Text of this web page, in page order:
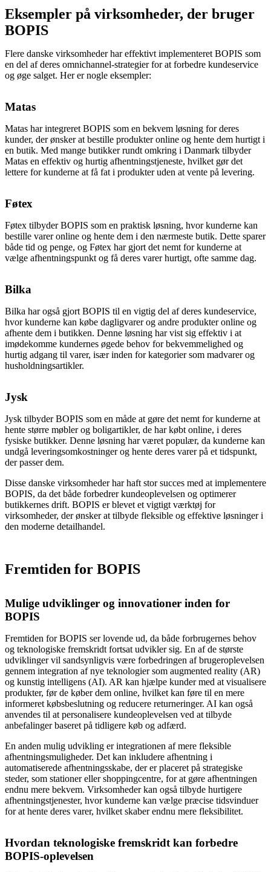
Eksempler på virksomheder, der bruger
BOPIS
Flere danske virksomheder har effektivt implementeret BOPIS som
en del af deres omnichannel-strategier for at forbedre kundeservice
og øge salget. Her er nogle eksempler:
Matas
Matas har integreret BOPIS som en bekvem løsning for deres
kunder, der ønsker at bestille produkter online og hente dem hurtigt i
en butik. Med mange butikker rundt omkring i Danmark tilbyder
Matas en effektiv og hurtig afhentningstjeneste, hvilket gør det
lettere for kunderne at få fat i produkter uden at vente på levering.
Føtex
Føtex tilbyder BOPIS som en praktisk løsning, hvor kunderne kan
bestille varer online og hente dem i den nærmeste butik. Dette sparer
både tid og penge, og Føtex har gjort det nemt for kunderne at
vælge afhentningspunkt og få deres varer hurtigt, ofte samme dag.
Bilka
Bilka har også gjort BOPIS til en vigtig del af deres kundeservice,
hvor kunderne kan købe dagligvarer og andre produkter online og
afhente dem i butikken. Denne løsning har vist sig effektiv i at
imødekomme kundernes øgede behov for bekvemmelighed og
hurtig adgang til varer, især inden for kategorier som madvarer og
husholdningsartikler.
Jysk
Jysk tilbyder BOPIS som en måde at gøre det nemt for kunderne at
hente større møbler og boligartikler, de har købt online, i deres
fysiske butikker. Denne løsning har været populær, da kunderne kan
undgå leveringsomkostninger og hente deres varer på et tidspunkt,
der passer dem.
Disse danske virksomheder har haft stor succes med at implementere
BOPIS, da det både forbedrer kundeoplevelsen og optimerer
butikkernes drift. BOPIS er blevet et vigtigt værktøj for
virksomheder, der ønsker at tilbyde fleksible og effektive løsninger i
den moderne detailhandel.
Fremtiden for BOPIS
Mulige udviklinger og innovationer inden for
BOPIS
Fremtiden for BOPIS ser lovende ud, da både forbrugernes behov
og teknologiske fremskridt fortsat udvikler sig. En af de største
udviklinger vil sandsynligvis være forbedringen af brugeroplevelsen
gennem integration af nye teknologier som augmented reality (AR)
og kunstig intelligens (AI). AR kan hjælpe kunder med at visualisere
produkter, før de køber dem online, hvilket kan føre til en mere
informeret købsbeslutning og reducere returneringer. AI kan også
anvendes til at personalisere kundeoplevelsen ved at tilbyde
anbefalinger baseret på tidligere køb og adfærd.
En anden mulig udvikling er integrationen af mere fleksible
afhentningsmuligheder. Det kan inkludere afhentning i
automatiserede afhentningsskabe, der er placeret på strategiske
steder, som stationer eller shoppingcentre, for at gøre afhentningen
endnu mere bekvem. Virksomheder kan også tilbyde hurtigere
afhentningstjenester, hvor kunderne kan vælge præcise tidsvinduer
for at hente deres varer, hvilket skaber endnu mere fleksibilitet.
Hvordan teknologiske fremskridt kan forbedre
BOPIS-oplevelsen